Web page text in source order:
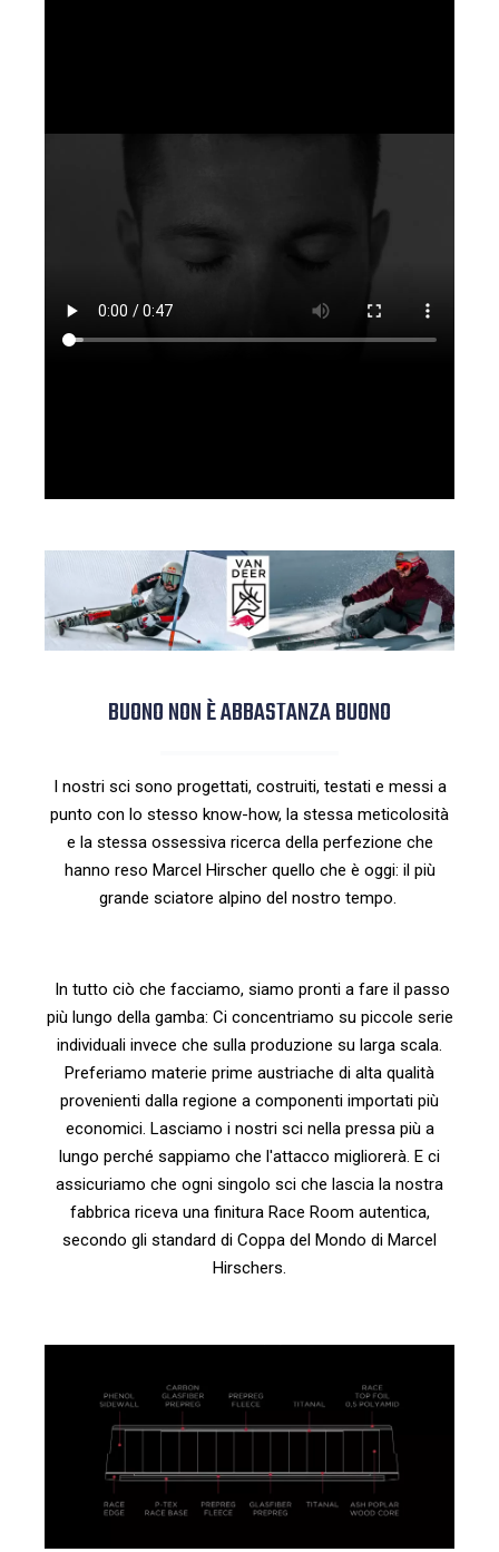
BUONO NON È ABBASTANZA BUONO
I nostri sci sono progettati, costruiti, testati e messi a
punto con lo stesso know-how, la stessa meticolosità
e la stessa ossessiva ricerca della perfezione che
hanno reso Marcel Hirscher quello che è oggi: il più
grande sciatore alpino del nostro tempo.
In tutto ciò che facciamo, siamo pronti a fare il passo
più lungo della gamba: Ci concentriamo su piccole serie
individuali invece che sulla produzione su larga scala.
Preferiamo materie prime austriache di alta qualità
provenienti dalla regione a componenti importati più
economici. Lasciamo i nostri sci nella pressa più a
lungo perché sappiamo che l'attacco migliorerà. E ci
assicuriamo che ogni singolo sci che lascia la nostra
fabbrica riceva una finitura Race Room autentica,
secondo gli standard di Coppa del Mondo di Marcel
Hirschers.